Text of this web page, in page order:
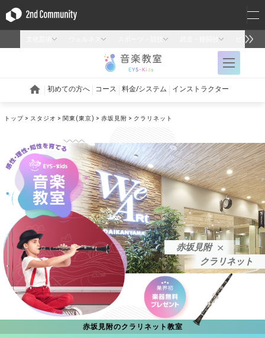
トップ スタジオ 関東(東京) 赤坂見附 クラリネット
赤坂見附
クラリネット
赤坂見附のクラリネット教室